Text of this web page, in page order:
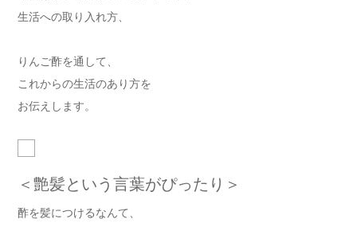
生活への取り入れ方、
りんご酢を通して、
これからの生活のあり方を
お伝えします。
＜艶髪という言葉がぴったり＞
酢を髪につけるなんて、